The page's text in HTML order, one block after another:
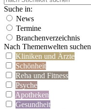
Suche in:
News
Termine
Branchenverzeichnis
Nach Themenwelten
Kliniken und Ärzte
Schönheit
Reha und Fitness
Psyche
Apotheken
Gesundheit